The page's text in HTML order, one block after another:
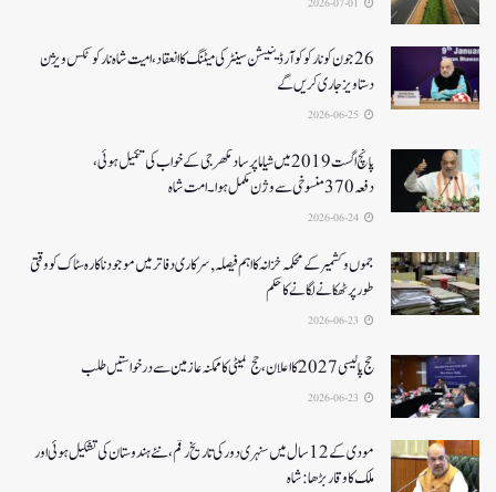
26جون کونارکو کوآرڈینیشن سینٹر کی میٹنگ کا انعقاد، امیت شاہ نارکوٹکس ویژن
دستاویز جاری کریں گے
پانچ اگست 2019میں شیاما پر ساد مکھرجی کے خواب کی تکمیل ہوئی،
دفعہ 370منسوخی سے وژن مکمل ہوا۔ امت شاہ
جموں و کشمیر کے محکمہ خزانہ کا اہم فیصلہ , سرکاری دفاتر میں موجود ناکارہ سٹاک کو وقتی
طور پر ٹھکانے لگانے کا حکم
حج پالیسی 2027کا اعلان ،حج کمیٹی کا ممکنہ عازمین سے درخواستیں طلب
مودی کے 12 سال میں سنہری دور کی تاریخ رقم ، نئے ہندوستان کی تشکیل ہوئی اور
ملک کا وقار بڑھا: شاہ